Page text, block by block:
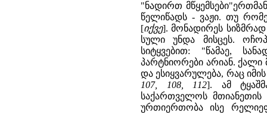
"ნადირთ
წელიწადს - ვაჟი. თუ
[იქვე]. მონადირეს
სული უნდა მისცეს.
სიტყვებით: "წამაე,
პარტნიორები არიან. ქალი
და ესიყვარულება, რაც
107, 108, 112]. ამ
საქართველოს
ურთიერთობა ისე